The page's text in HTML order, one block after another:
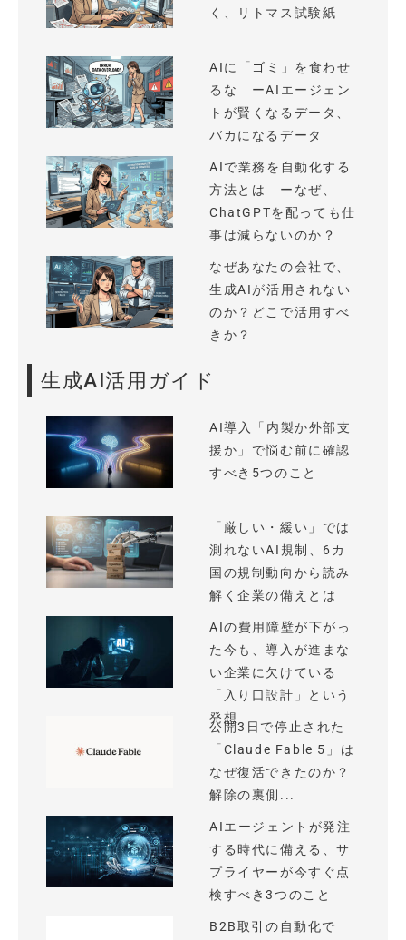
く、リトマス試験紙
AIに「ゴミ」を食わせ
るな ーAIエージェン
トが賢くなるデータ、
バカになるデータ
AIで業務を自動化する
方法とは ーなぜ、
ChatGPTを配っても仕
事は減らないのか？
なぜあなたの会社で、
生成AIが活用されない
のか？どこで活用すべ
きか？
生成AI活用ガイド
AI導入「内製か外部支
援か」で悩む前に確認
すべき5つのこと
「厳しい・緩い」では
測れないAI規制、6カ
国の規制動向から読み
解く企業の備えとは
AIの費用障壁が下がっ
た今も、導入が進まな
い企業に欠けている
「入り口設計」という
発想
公開3日で停止された
「Claude Fable 5」は
なぜ復活できたのか？
解除の裏側...
AIエージェントが発注
する時代に備える、サ
プライヤーが今すぐ点
検すべき3つのこと
B2B取引の自動化で